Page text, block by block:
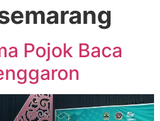
Pojok Baca